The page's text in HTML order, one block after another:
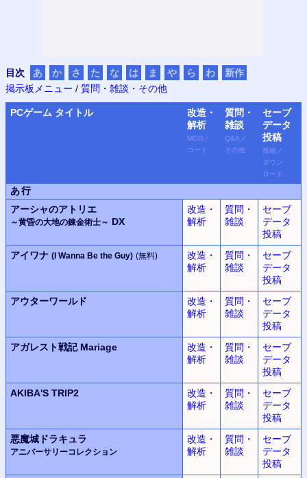
目次 あ か さ た な は ま や ら わ
新作
掲示板メニュー / 質問・雑談・その他
PCゲーム タイトル
改造・
解析
MOD ／
コード
質問・
雑談
Q&A ／
その他
セーブ
データ
投稿
投稿 ／
ダウン
ロード
あ行
アーシャのアトリエ
～黄昏の大地の錬金術士～ DX
改造・
解析
質問・
雑談
セーブ
データ
投稿
アイワナ (I Wanna Be the Guy) (無料)
改造・
解析
質問・
雑談
セーブ
データ
投稿
アウターワールド
改造・
解析
質問・
雑談
セーブ
データ
投稿
アガレスト戦記 Mariage
改造・
解析
質問・
雑談
セーブ
データ
投稿
AKIBA'S TRIP2
改造・
解析
質問・
雑談
セーブ
データ
投稿
悪魔城ドラキュラ
アニバーサリーコレクション
改造・
解析
質問・
雑談
セーブ
データ
投稿